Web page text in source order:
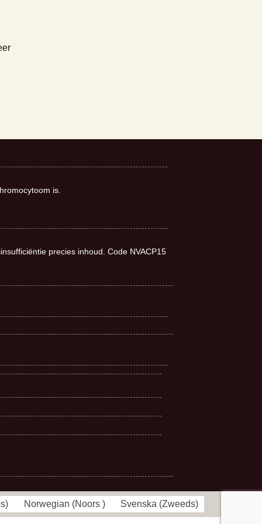
is.
precies inhoud. Code NVACP15
) Norwegian (Noors ) Svenska (Zweeds)